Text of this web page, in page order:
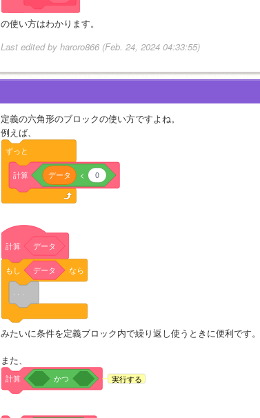
の使い方はわかります。
Last edited by haroro866 (Feb. 24, 2024 04:33:55)
定義の六角形のブロックの使い方ですよね。
例えば、
ずっと
計算 データ < 0
計算 データ
もし データ なら
. . .
みたいに条件を定義ブロック内で繰り返し使うときに便利です。
また、
計算 かつ 実行する